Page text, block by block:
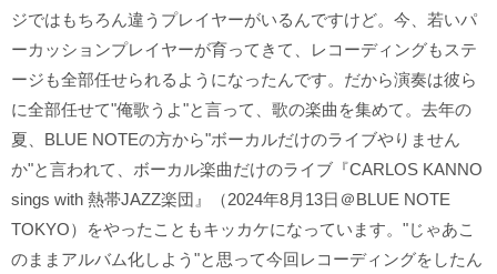
ジではもちろん違うプレイヤーがいるんですけど。今、若いパ
ーカッションプレイヤーが育ってきて、レコーディングもステ
ージも全部任せられるようになったんです。だから演奏は彼ら
に全部任せて"俺歌うよ"と言って、歌の楽曲を集めて。去年の
夏、BLUE NOTEの方から"ボーカルだけのライブやりません
か"と言われて、ボーカル楽曲だけのライブ『CARLOS KANNO
sings with 熱帯JAZZ楽団』（2024年8月13日＠BLUE NOTE
TOKYO）をやったこともキッカケになっています。"じゃあこ
のままアルバム化しよう"と思って今回レコーディングをしたん